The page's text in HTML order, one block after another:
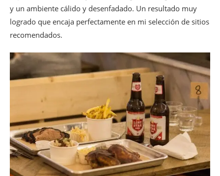
y un ambiente cálido y desenfadado. Un resultado muy
logrado que encaja perfectamente en mi selección de sitios
recomendados.